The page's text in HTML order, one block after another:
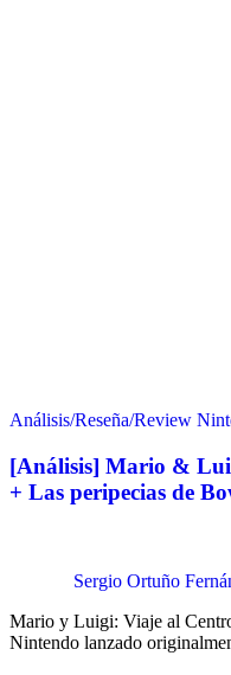
Análisis/Reseña/Review
[Análisis] Mario &
+ Las peripecias de
Sergio Ortuño
Mario y Luigi: Viaje al
Nintendo lanzado